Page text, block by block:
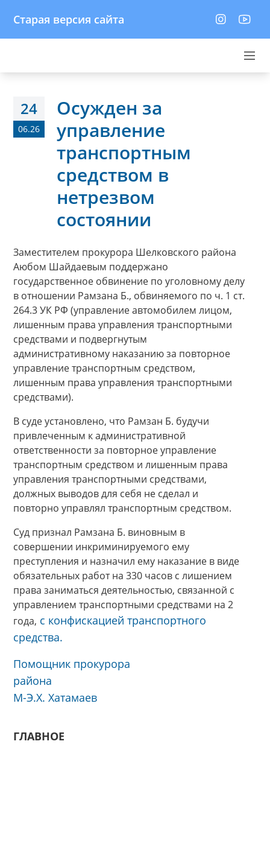
Старая версия сайта
24
06.26
Осужден за
управление
транспортным
средством в
нетрезвом
состоянии
Заместителем прокурора Шелковского района
Аюбом Шайдаевым поддержано
государственное обвинение по уголовному делу
в отношении Рамзана Б., обвиняемого по ч. 1 ст.
264.3 УК РФ (управление автомобилем лицом,
лишенным права управления транспортными
средствами и подвергнутым
административному наказанию за повторное
управление транспортным средством,
лишенным права управления транспортными
средствами).
В суде установлено, что Рамзан Б. будучи
привлеченным к административной
ответственности за повторное управление
транспортным средством и лишенным права
управления транспортными средствами,
должных выводов для себя не сделал и
повторно управлял транспортным средством.
Суд признал Рамзана Б. виновным в
совершении инкриминируемого ему
преступления и назначил ему наказание в виде
обязательных работ на 330 часов с лишением
права заниматься деятельностью, связанной с
управлением транспортными средствами на 2
года, с конфискацией транспортного
средства.
Помощник прокурора
района
М-Э.Х. Хатамаев
ГЛАВНОЕ